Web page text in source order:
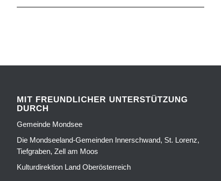
MIT FREUNDLICHER UNTERSTÜTZUNG
DURCH
Gemeinde Mondsee
Die Mondseeland-Gemeinden Innerschwand, St. Lorenz,
Tiefgraben, Zell am Moos
Kulturdirektion Land Oberösterreich